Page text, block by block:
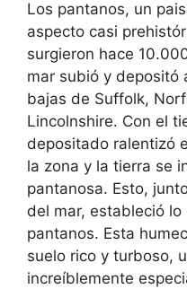
Los pantanos, un
aspecto casi
surgieron hace
mar subió y depositó
bajas de Suffolk,
Lincolnshire. Con el
depositado ralentizó
la zona y la tierra se
pantanosa. Esto,
del mar, estableció
pantanos. Esta
suelo rico y turboso,
increíblemente